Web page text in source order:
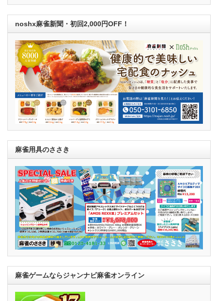
noshx麻雀新聞・初回2,000円OFF！
麻雀用具のささき
麻雀ゲームならジャンナビ麻雀オンライン